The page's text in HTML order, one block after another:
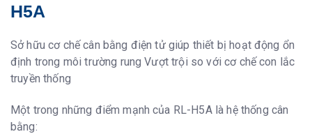
H5A
Sở hữu cơ chế cân bằng điện tử giúp thiết bị hoạt động ổn
định trong môi trường rung Vượt trội so với cơ chế con lắc
truyền thống
Một trong những điểm mạnh của RL-H5A là hệ thống cân
bằng: